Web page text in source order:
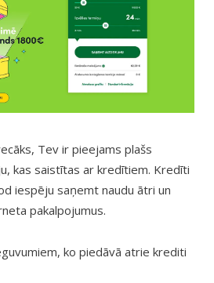
Tev ir pieejams plašs
kas saistītas ar kredītiem. Kredīti
iespēju saņemt naudu ātri un
pakalpojumus.
ko piedāvā atrie krediti